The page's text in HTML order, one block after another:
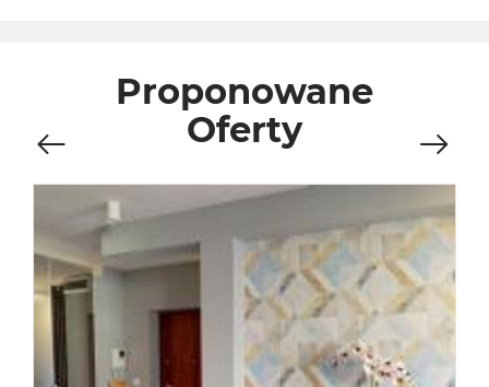
Proponowane
Oferty